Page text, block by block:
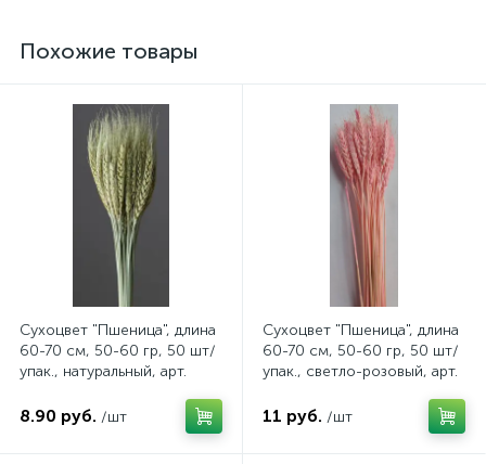
Похожие товары
Сухоцвет "Пшеница", длина
60-70 см, 50-60 гр, 50 шт/
упак., натуральный, арт.
8.90 руб. /шт
Сухоцвет "Пшеница", длина
60-70 см, 50-60 гр, 50 шт/
упак., светло-розовый, арт.
11 руб. /шт